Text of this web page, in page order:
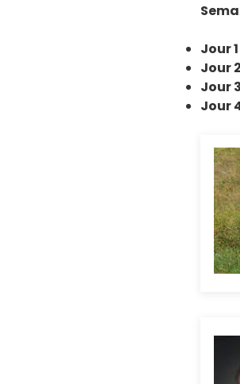
Jour 1
Jour 2
Jour 3
Jour